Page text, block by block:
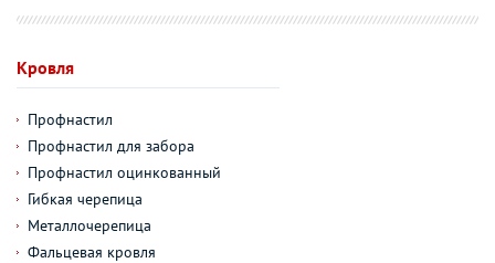
Кровля
Профнастил
Профнастил для забора
Профнастил оцинкованный
Гибкая черепица
Металлочерепица
Фальцевая кровля